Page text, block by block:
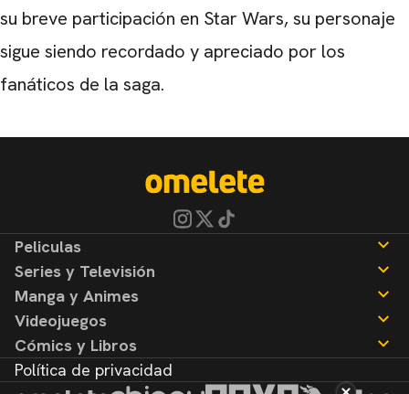
su breve participación en Star Wars, su personaje
sigue siendo recordado y apreciado por los
fanáticos de la saga.
Peliculas
Noticias
Reseñas
Series y Televisión
Noticias
Reseñas
Manga y Animes
Noticias
Reseñas
Videojuegos
Noticias
Reseñas
Cómics y Libros
Noticias
Política de privacidad